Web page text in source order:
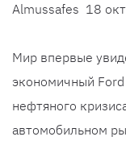
Almussafes 18
Мир впервые
экономичный Ford
нефтяного
автомобильном